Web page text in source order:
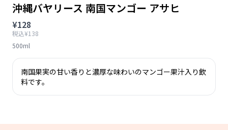
沖縄バヤリース 南国マンゴー アサヒ
¥128
税込¥138
500ml
南国果実の甘い香りと濃厚な味わいのマンゴー果汁入り飲
料です。